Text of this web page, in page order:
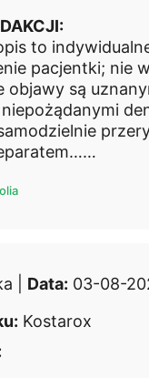
to
pacjentki; nie
objawy są
niepożądanymi
| Data: 03-08-
Kostarox